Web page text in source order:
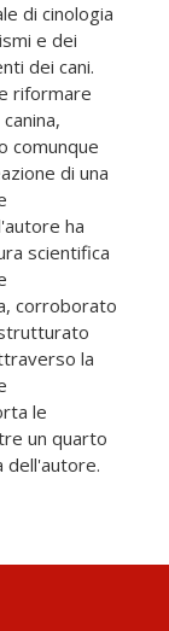
di cinologia
e dei
dei cani.
riformare
comunque
di una
ha
scientifica
corroborato
la
le
un quarto
dell'autore.